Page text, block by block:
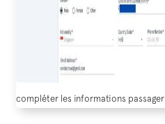
compléter les informations passager